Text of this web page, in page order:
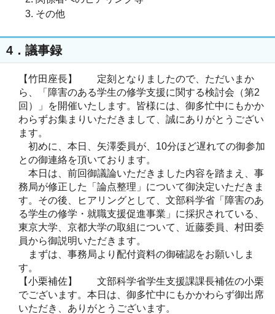
その他
4．議事録
【竹田座長】 定刻となりましたので、ただいまか
ら、「障害のある学生の修学支援に関する検討会（第2
回）」を開催いたします。皆様には、御多忙中にもかか
わらずお集まりいただきまして、誠にありがとうござい
ます。
初めに、本日、矢澤委員が、10分ほど遅れての御参加
との御連絡を頂いております。
本日は、前回御議論いただきました内容を踏まえ、事
務局が修正した「論点整理」について御決定いただきま
す。その後、ヒアリングとして、文部科学省「障害のあ
る学生の修学・就職支援促進事業」に採択されている、
東京大学、京都大学の取組について、近藤委員、村田委
員から御説明いただきます。
まずは、事務局より配付資料の御確認をお願いしま
す。
【小栗補佐】 文部科学省学生支援課課長補佐の小栗
でございます。本日は、御多忙中にもかかわらず御出席
いただき、ありがとうございます。